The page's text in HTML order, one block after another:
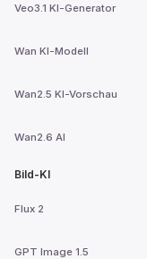
Veo3.1 KI-Generator
Wan KI-Modell
Wan2.5 KI-Vorschau
Wan2.6 AI
Bild-KI
Flux 2
GPT Image 1.5